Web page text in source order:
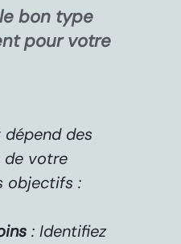
bon type
pour votre
dépend des
de votre
objectifs :
: Identifiez